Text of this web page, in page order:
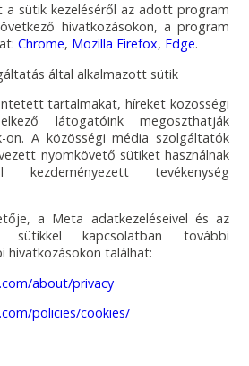
a sütik kezeléséről az adott program
hivatkozásokon, a program
Chrome, Mozilla Firefox, Edge.
által alkalmazott sütik
tartalmakat, híreket közösségi
látogatóink megoszthatják
on. A közösségi média szolgáltatók
nyomkövető sütiket használnak
tevékenység
a Meta adatkezeléseivel és az
sütikkel kapcsolatban további
hivatkozásokon találhat:
about/privacy
policies/cookies/